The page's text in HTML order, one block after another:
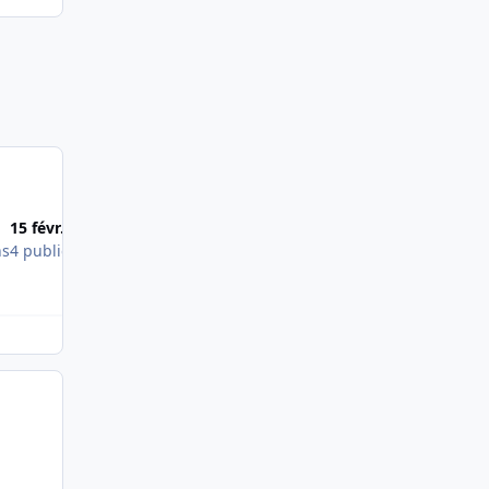
15 févr. 2014
4 publications